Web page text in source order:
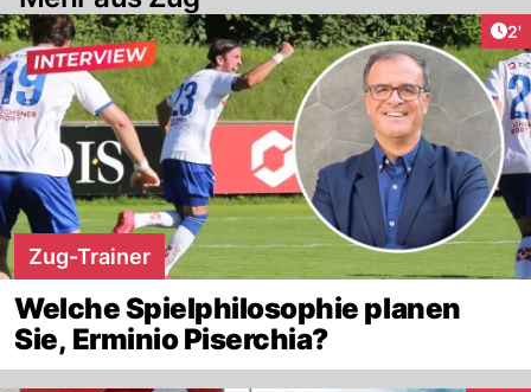
2'
Zug-Trainer
Welche Spielphilosophie planen
Sie, Erminio Piserchia?